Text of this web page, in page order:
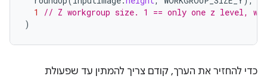
1
// Z workgroup size. 1 == only one z level,
)
כדי להחזיר את הערך, קודם צריך להמתין עד שפעולת